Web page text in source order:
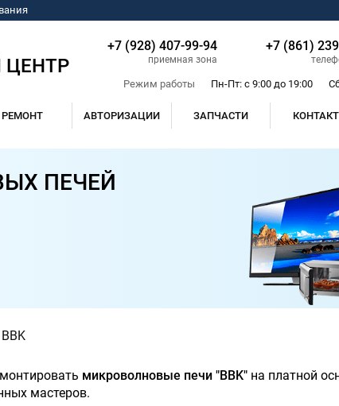
ЦЕНТР
+7 (928) 407-99-94
приемная зона
+7 (861)
Режим работы Пн-Пт: с 9:00 до 19:00
РЕМОНТ АВТОРИЗАЦИИ ЗАПЧАСТИ
ПЕЧЕЙ
BBK
микроволновые печи "BBK" на платной
мастеров.